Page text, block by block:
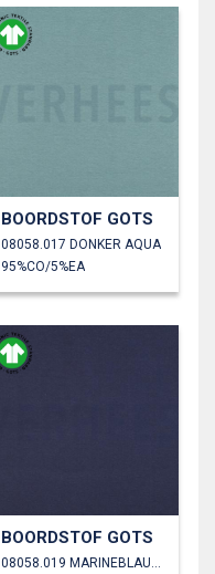
BOORDSTOF GOTS
08058.017 DONKER AQUA
95%CO/5%EA
BOORDSTOF GOTS
08058.019 MARINEBLAUW